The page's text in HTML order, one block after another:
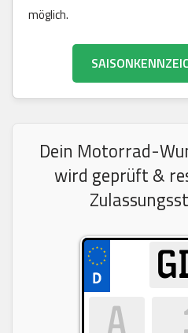
möglich.
Dein Motorrad-
wird geprüft &